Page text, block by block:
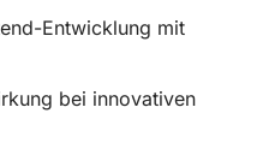
Entwicklung mit
bei innovativen